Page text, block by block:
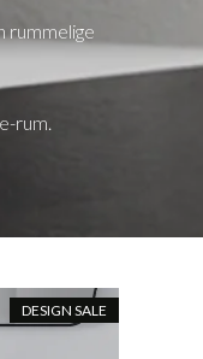
rummelige
rum.
DESIGN SALE